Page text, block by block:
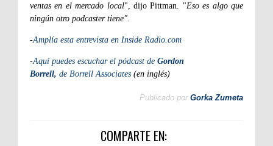
ventas en el mercado local", dijo Pittman. "Eso es algo que
ningún otro podcaster tiene".
-Amplía esta entrevista en Inside Radio.com
-Aquí puedes escuchar el pódcast de Gordon
Borrell, de Borrell Associates (en inglés)
Publicado por Gorka Zumeta
COMPARTE EN: